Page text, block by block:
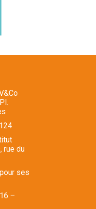
rue du
ses
–